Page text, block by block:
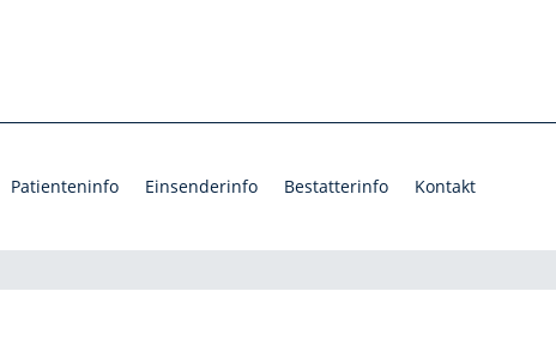
Patienteninfo Einsenderinfo Bestatterinfo Kontakt